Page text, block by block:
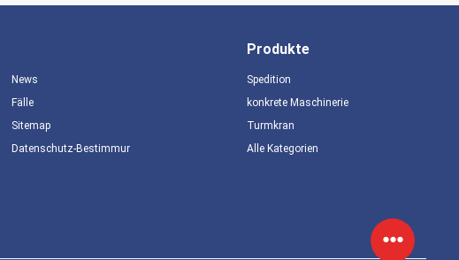
News
Fälle
Sitemap
Datenschutz-Bestimmungen
Produkte
Spedition
konkrete Maschinerie
Turmkran
Alle Kategorien